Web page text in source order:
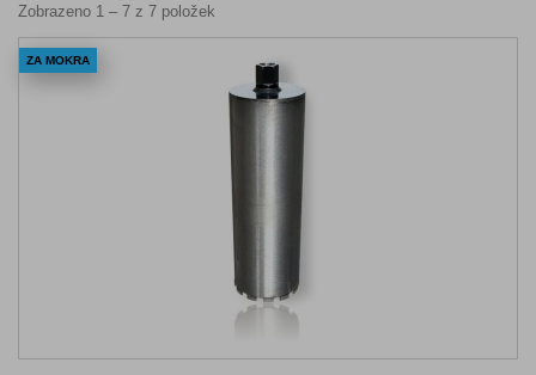
Zobrazeno 1 – 7 z 7 položek
ZA MOKRA